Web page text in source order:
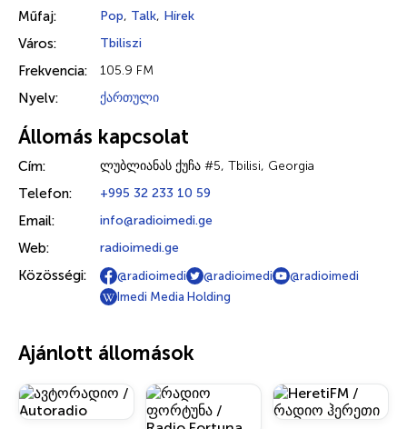
Műfaj: Pop, Talk, Hírek
Város: Tbiliszi
Frekvencia: 105.9 FM
Nyelv: ქართული
Állomás kapcsolat
Cím: ლუბლიანას ქუჩა #5, Tbilisi, Georgia
Telefon: +995 32 233 10 59
Email: info@radioimedi.ge
Web: radioimedi.ge
Közösségi: @radioimedi @radioimedi
@radioimedi
Imedi Media Holding
Ajánlott állomások